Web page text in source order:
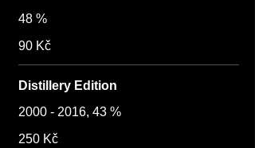
48 %
90 Kč
Distillery Edition
2000 - 2016, 43 %
250 Kč